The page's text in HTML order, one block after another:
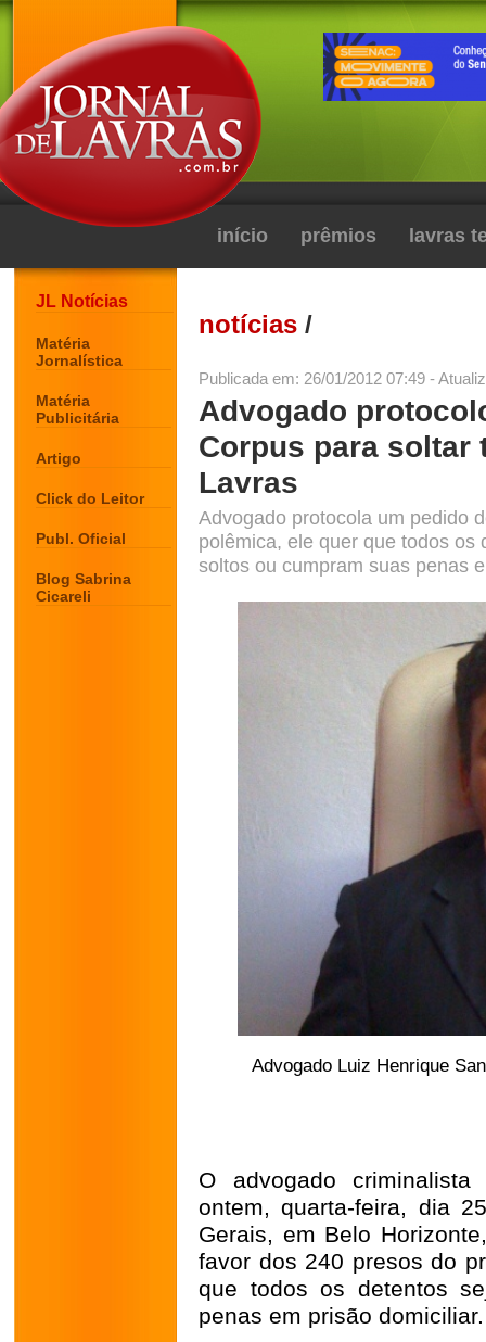
início prêmios lavras
JL Notícias
Matéria
Jornalística
Matéria
Publicitária
Artigo
Click do Leitor
Publ. Oficial
Blog Sabrina
Cicareli
notícias /
Publicada em: 26/01/2012 07:49 -
Advogado
Corpus para soltar
Lavras
Advogado protocola um pedido
polêmica, ele quer que todos
soltos ou cumpram suas penas
Advogado Luiz Henrique
O advogado
ontem, quarta-feira, dia
Gerais, em Belo
favor dos 240 presos do
que todos os detentos
penas em prisão domiciliar.